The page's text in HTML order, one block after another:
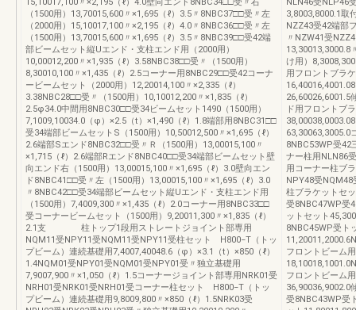
（1500用）13,70015,600〃×1,695（ℓ）3.5〃8NBC37□□受〃左
（2000用）15,10017,100〃×2,195（ℓ）4.0〃8NBC36□□受〃左
（1500用）13,70015,600〃×1,695（ℓ）3.5〃8NBC39□□受42端
部ビームセット縦Uエンド・支柱エンド用（2000用）
10,00012,200〃×1,935（ℓ）3.58NBC38□□受〃（1500用）
8,30010,100〃×1,435（ℓ）2.5コーナー用8NBC29□□受42コーナ
ービームセット（2000用）12,20014,100〃×2,335（ℓ）
3.38NBC28□□受〃（1500用）10,10012,200〃×1,835（ℓ）
2.5φ34.0中間用8NBC30□□受34ビームセット1490（1500用）
7,1009,10034.0（φ）×2.5（t）×1,490（ℓ）1.8端部用8NBC31□□
受34端部ビームセットS（1500用）10,50012,500〃×1,695（ℓ）
2.6端部Sエンド8NBC32□□受〃Ｒ（1500用）13,00015,100〃
×1,715（ℓ）2.6端部Rエンド8NBC40□□受34端部ビームセット壁
向エンド右（1500用）13,00015,100〃×1,695（ℓ）3.0壁向エン
ド8NBC41□□受〃左（1500用）13,00015,100〃×1,695（ℓ）3.0
〃8NBC42□□受34端部ビームセット縦Uエンド・支柱エンド用
（1500用）7,4009,300〃×1,435（ℓ）2.0コーナー用8NBC33□□
受コーナービームセット（1500用）9,20011,300〃×1,835（ℓ）
2.1支 柱トップ1段用ストレートジョイント部専用
NQM11受NPY11受NQM11受NPY11受柱セット H800−T（トッ
プビーム）連続基礎用7,4007,40048.6（φ）×3.1（t）×850（ℓ）
1.4NQM01受NPY01受NQM01受NPY01受〃独立基礎用
7,9007,900〃×1,050（ℓ）1.5コーナージョイント部専用NRK01受
NRH01受NRK01受NRH01受コーナー柱セット H800−T（トッ
プビーム）連続基礎用9,8009,800〃×850（ℓ）1.5NRK03受
3,8003,8000.1取
NZZ43受42端部
〃NZW41受
13,30013,3000.8
け用）
用フロントブラ
26,60026,6001.5
ド用フロントブ
63,30063,3005.0
8NBC53WP受42
ナー柱用NLN86
用コーナー柱ブ
NPY48受
柱ブラケットセ
受8NBC47WP受
ットセット
8NBC45WP受ト
フロントビーム
フロントビーム
36,90036,9002.0
受8NBC43WP受